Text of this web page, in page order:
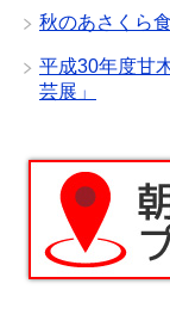
秋のあさくら
平成30年度甘
芸展」